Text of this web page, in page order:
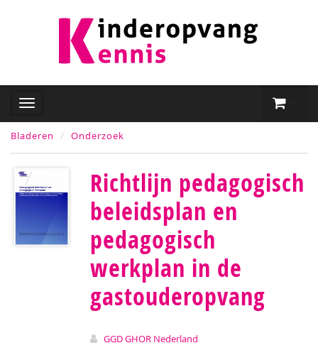
Bladeren Onderzoek
Richtlijn pedagogisch
beleidsplan en
pedagogisch
werkplan in de
gastouderopvang
GGD GHOR Nederland